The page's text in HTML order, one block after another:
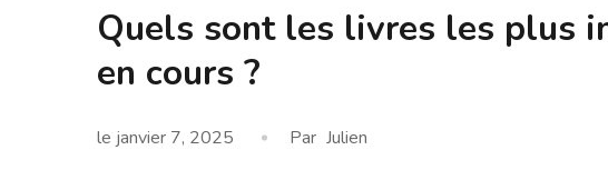
Quels sont les livres les plus
en cours ?
le janvier 7, 2025 Par Julien